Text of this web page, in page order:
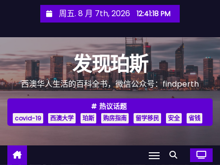
周五. 8 月 7th, 2026 12:41:19 PM
发现珀斯
西澳华人生活的百科全书，微信公众号：findperth
热议话题
covid-19 西澳大学 珀斯 购房指南 留学移民 安全 省钱